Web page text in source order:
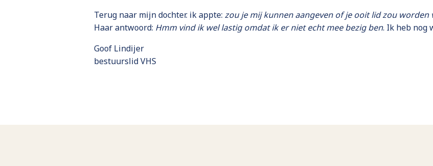
Terug naar mijn dochter. ik appte: zou je mij kunnen aangeven of je ooit lid zou
Haar antwoord: Hmm vind ik wel lastig omdat ik er niet echt mee bezig ben. Ik heb nog
Goof Lindijer
bestuurslid VHS